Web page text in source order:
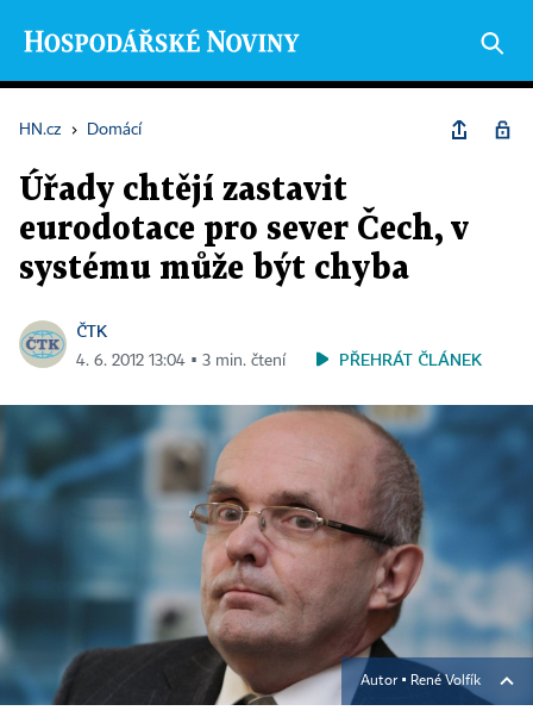
HN.cz › Domácí
Úřady chtějí zastavit
eurodotace pro sever Čech, v
systému může být chyba
ČTK
4. 6. 2012 13:04 ▪ 3 min. čtení PŘEHRÁT ČLÁNEK
Autor ▪ René Volfík